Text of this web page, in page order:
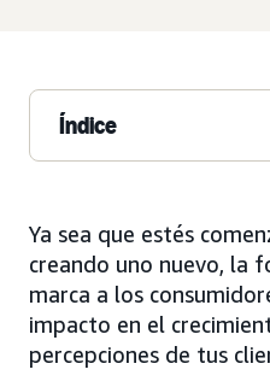
Índice
Ya sea que estés
creando uno nuevo, la
marca a los
impacto en el
percepciones de tus